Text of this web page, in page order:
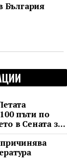
България
пъти по
в Сената за